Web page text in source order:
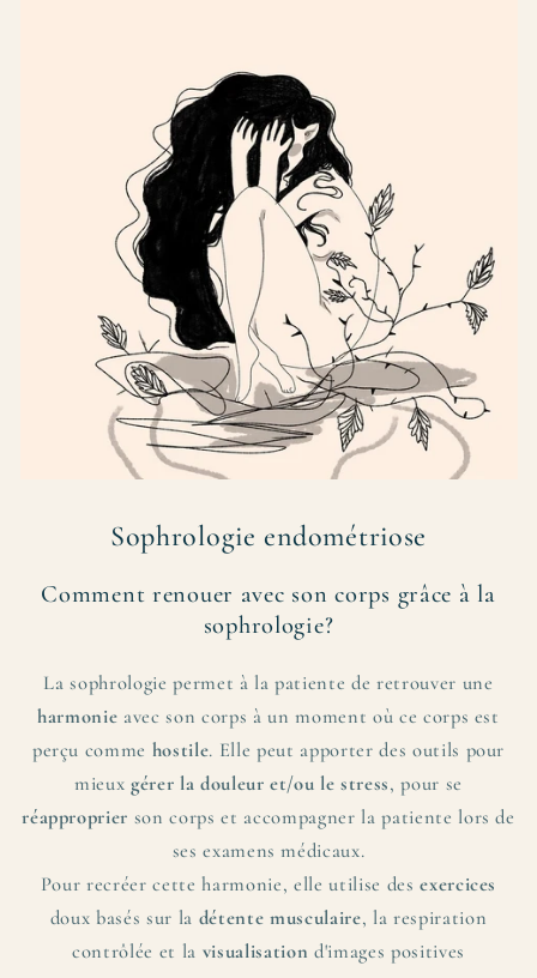
Sophrologie endométriose
Comment renouer avec son corps grâce à la
sophrologie?
La sophrologie permet à la patiente de retrouver une
harmonie avec son corps à un moment où ce corps est
perçu comme hostile. Elle peut apporter des outils pour
mieux gérer la douleur et/ou le stress, pour se
réapproprier son corps et accompagner la patiente lors de
ses examens médicaux.
Pour recréer cette harmonie, elle utilise desexercices
doux basés sur la détente musculaire, la respiration
contrôlée et la visualisation d'images positives